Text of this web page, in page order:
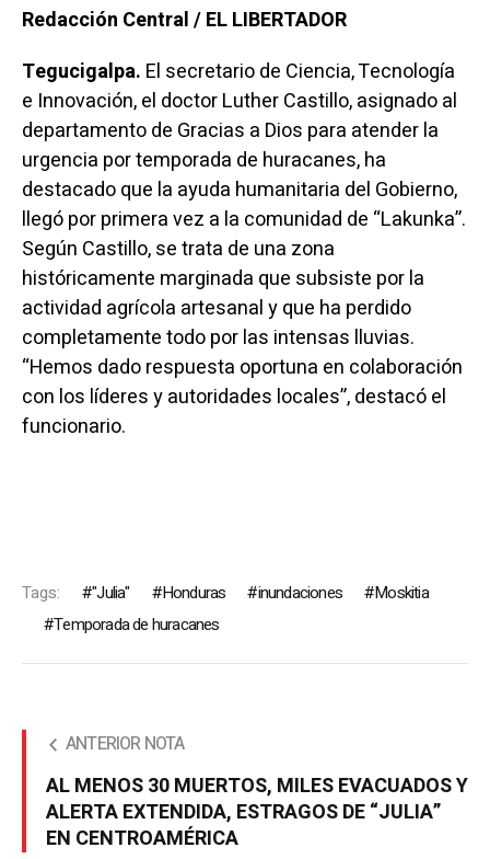
Redacción Central / EL LIBERTADOR
Tegucigalpa. El secretario de Ciencia, Tecnología
e Innovación, el doctor Luther Castillo, asignado al
departamento de Gracias a Dios para atender la
urgencia por temporada de huracanes, ha
destacado que la ayuda humanitaria del Gobierno,
llegó por primera vez a la comunidad de “Lakunka”.
Según Castillo, se trata de una zona
históricamente marginada que subsiste por la
actividad agrícola artesanal y que ha perdido
completamente todo por las intensas lluvias.
“Hemos dado respuesta oportuna en colaboración
con los líderes y autoridades locales”, destacó el
funcionario.
Tags: "Julia" Honduras inundaciones
Moskitia
Temporada de huracanes
ANTERIOR NOTA
AL MENOS 30 MUERTOS, MILES EVACUADOS Y
ALERTA EXTENDIDA, ESTRAGOS DE “JULIA”
EN CENTROAMÉRICA